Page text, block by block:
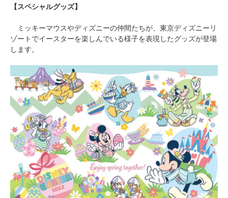
【スペシャルグッズ】
ミッキーマウスやディズニーの仲間たちが、東京ディズニーリ
ゾートでイースターを楽しんでいる様子を表現したグッズが登場
します。